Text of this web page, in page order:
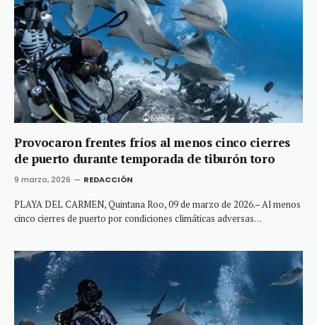
Provocaron frentes fríos al menos cinco cierres
de puerto durante temporada de tiburón toro
9 marzo, 2026 REDACCIÓN
PLAYA DEL CARMEN, Quintana Roo, 09 de marzo de 2026.– Al menos
cinco cierres de puerto por condiciones climáticas adversas…